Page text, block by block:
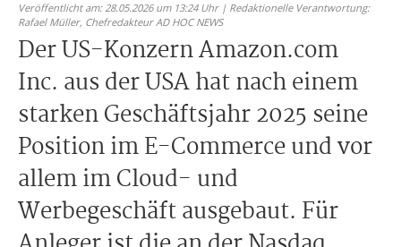
Veröffentlicht am: 28.05.2026 um 13:24 Uhr | Redaktionelle Verantwortung:
Rafael Müller, Chefredakteur AD HOC NEWS
Der US-Konzern Amazon.com
Inc. aus der USA hat nach einem
starken Geschäftsjahr 2025 seine
Position im E-Commerce und vor
allem im Cloud- und
Werbegeschäft ausgebaut. Für